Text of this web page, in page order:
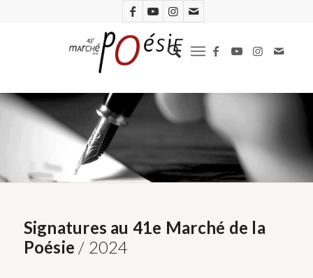
Signatures au 41e Marché de la
Poésie / 2024